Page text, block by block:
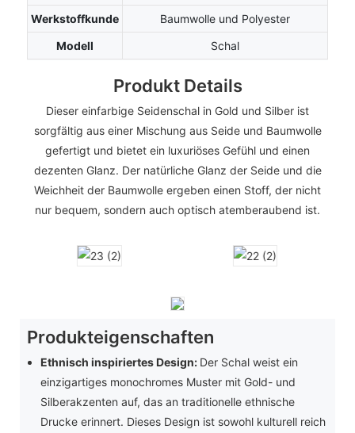
Werkstoffkunde
Baumwolle und Polyester
Modell
Schal
Produkt Details
Dieser einfarbige Seidenschal in Gold und Silber ist
sorgfältig aus einer Mischung aus Seide und Baumwolle
gefertigt und bietet ein luxuriöses Gefühl und einen
dezenten Glanz. Der natürliche Glanz der Seide und die
Weichheit der Baumwolle ergeben einen Stoff, der nicht
nur bequem, sondern auch optisch atemberaubend ist.
Produkteigenschaften
Ethnisch inspiriertes Design: Der Schal weist ein
einzigartiges monochromes Muster mit Gold- und
Silberakzenten auf, das an traditionelle ethnische
Drucke erinnert. Dieses Design ist sowohl kulturell reich